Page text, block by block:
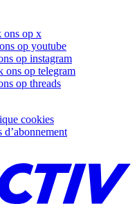
ons op x
op youtube
op instagram
ons op telegram
op threads
cookies